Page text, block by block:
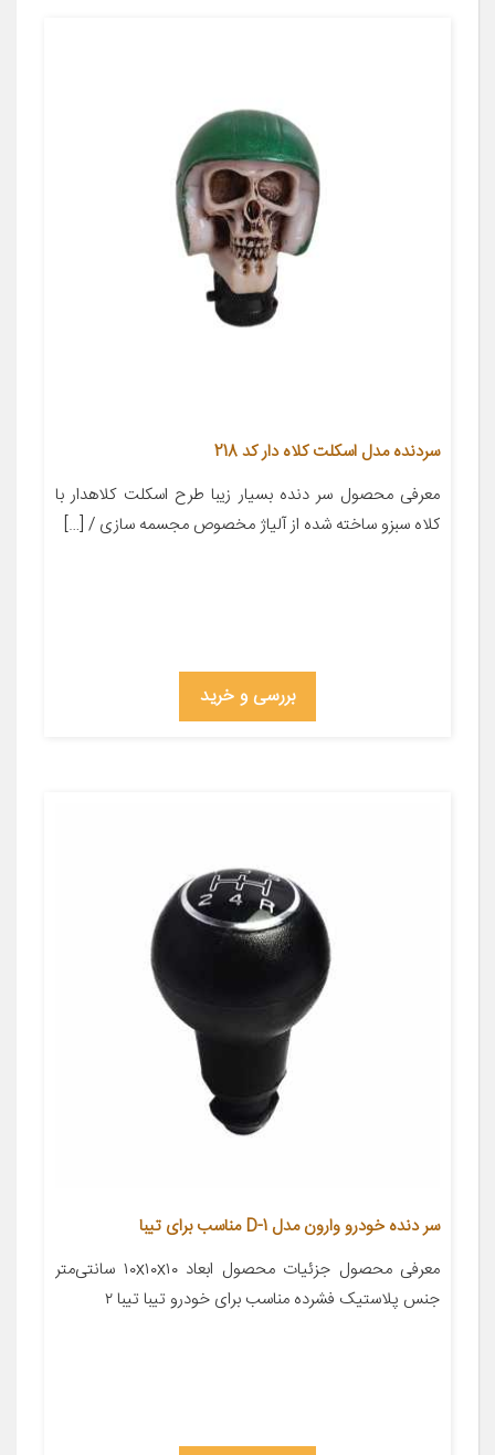
سردنده مدل اسکلت کلاه دار کد 218
معرفی محصول سر دنده بسیار زیبا طرح اسکلت کلاهدار با
کلاه سبزو ساخته شده از آلیاژ مخصوص مجسمه سازی / […]
بررسی و خرید
سر دنده خودرو وارون مدل D-1 مناسب برای تیبا
معرفی محصول جزئیات محصول ابعاد ۱۰x۱۰x۱۰ سانتی‌متر
جنس پلاستیک فشرده مناسب برای خودرو تیبا تیبا ۲